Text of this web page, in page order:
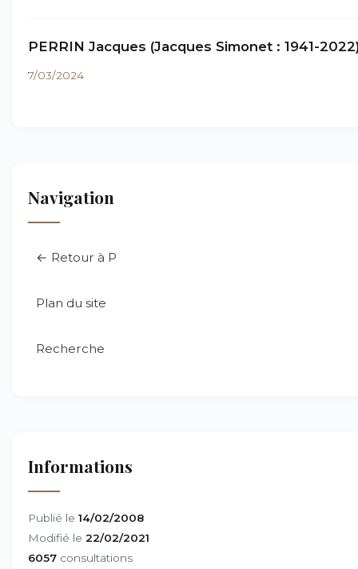
PERRIN Jacques (Jacques Simonet : 1941-
7/03/2024
Navigation
← Retour à P
Plan du site
Recherche
Informations
Publié le 14/02/2008
Modifié le 22/02/2021
6057 consultations